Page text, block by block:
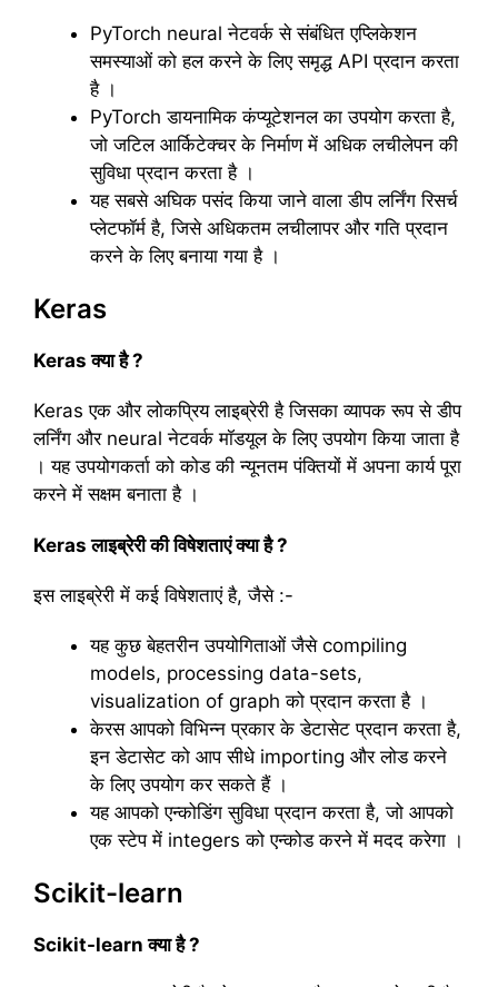
PyTorch neural नेटवर्क से संबंधित एप्लिकेशन
समस्याओं को हल करने के लिए समृद्ध API प्रदान करता
है ।
PyTorch डायनामिक कंप्यूटेशनल का उपयोग करता है,
जो जटिल आर्किटेक्चर के निर्माण में अधिक लचीलेपन की
सुविधा प्रदान करता है ।
यह सबसे अघिक पसंद किया जाने वाला डीप लर्निंग रिसर्च
प्लेटफॉर्म है, जिसे अधिकतम लचीलापर और गति प्रदान
करने के लिए बनाया गया है ।
Keras
Keras क्या है ?
Keras एक और लोकप्रिय लाइब्रेरी है जिसका व्यापक रूप से डीप
लर्निंग और neural नेटवर्क मॉडयूल के लिए उपयोग किया जाता है
। यह उपयोगकर्ता को कोड की न्यूनतम पंक्तियों में अपना कार्य पूरा
करने में सक्षम बनाता है ।
Keras लाइब्रेरी की विषेशताएं क्या है ?
इस लाइब्रेरी में कई विषेशताएं है, जैसे :-
यह कुछ बेहतरीन उपयोगिताओं जैसे compiling
models, processing data-sets,
visualization of graph को प्रदान करता है ।
केरस आपको विभिन्न प्रकार के डेटासेट प्रदान करता है,
इन डेटासेट को आप सीधे importing और लोड करने
के लिए उपयोग कर सकते हैं ।
यह आपको एन्कोडिंग सुविधा प्रदान करता है, जो आपको
एक स्टेप में integers को एन्कोड करने में मदद करेगा ।
Scikit-learn
Scikit-learn क्या है ?